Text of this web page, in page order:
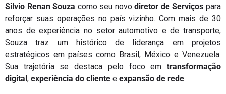
Silvio Renan Souza como seu novodiretor de Serviços para
reforçar suas operações no país vizinho. Com mais de 30
anos de experiência no setor automotivo e de transporte,
Souza traz um histórico de liderança em projetos
estratégicos em países como Brasil, México e Venezuela.
Sua trajetória se destaca pelo foco em transformação
digital, experiência do cliente e expansão de rede.